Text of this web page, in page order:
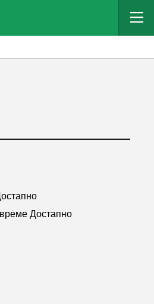
Достапно